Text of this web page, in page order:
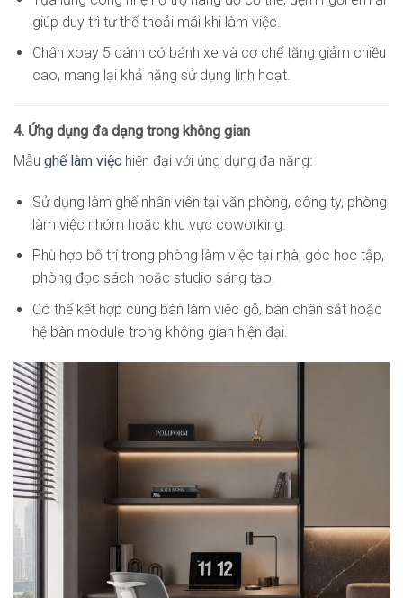
giúp duy trì tư thế thoải mái khi làm việc.
Chân xoay 5 cánh có bánh xe và cơ chế tăng giảm chiều
cao, mang lại khả năng sử dụng linh hoạt.
4. Ứng dụng đa dạng trong không gian
Mẫu ghế làm việc hiện đại với ứng dụng đa năng:
Sử dụng làm ghế nhân viên tại văn phòng, công ty, phòng
làm việc nhóm hoặc khu vực coworking.
Phù hợp bố trí trong phòng làm việc tại nhà, góc học tập,
phòng đọc sách hoặc studio sáng tạo.
Có thể kết hợp cùng bàn làm việc gỗ, bàn chân sắt hoặc
hệ bàn module trong không gian hiện đại.